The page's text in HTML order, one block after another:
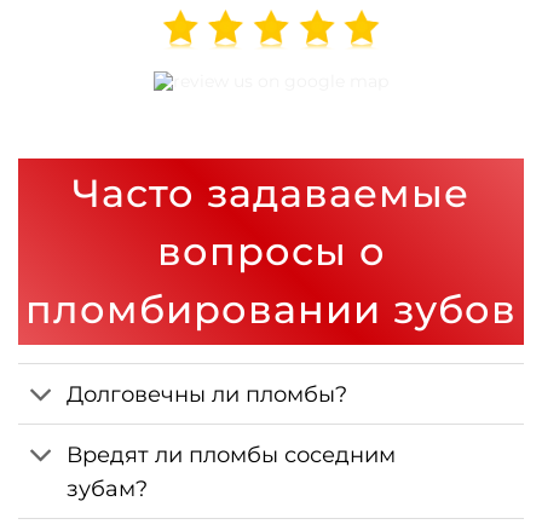
Часто задаваемые
вопросы о
пломбировании зубов
Долговечны ли пломбы?
Вредят ли пломбы соседним
зубам?